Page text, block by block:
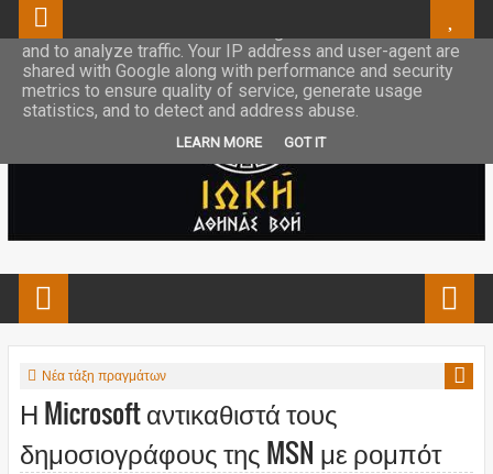
Νέα τάξη πραγμάτων
Η Microsoft αντικαθιστά τους
δημοσιογράφους της MSN με ρομπότ
This site uses cookies from Google to deliver its services
and to analyze traffic. Your IP address and user-agent are
shared with Google along with performance and security
metrics to ensure quality of service, generate usage
statistics, and to detect and address abuse.
LEARN MORE GOT IT